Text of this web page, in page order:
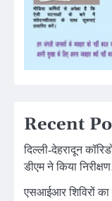
Recent
दिल्ली-देहरादून
डीएम ने किया
एसआईआर शिविरों का